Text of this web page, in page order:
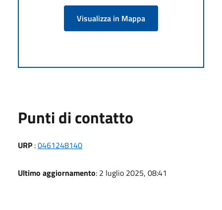
Visualizza in Mappa
Punti di contatto
URP :0461248140
Ultimo aggiornamento: 2 luglio 2025, 08:41